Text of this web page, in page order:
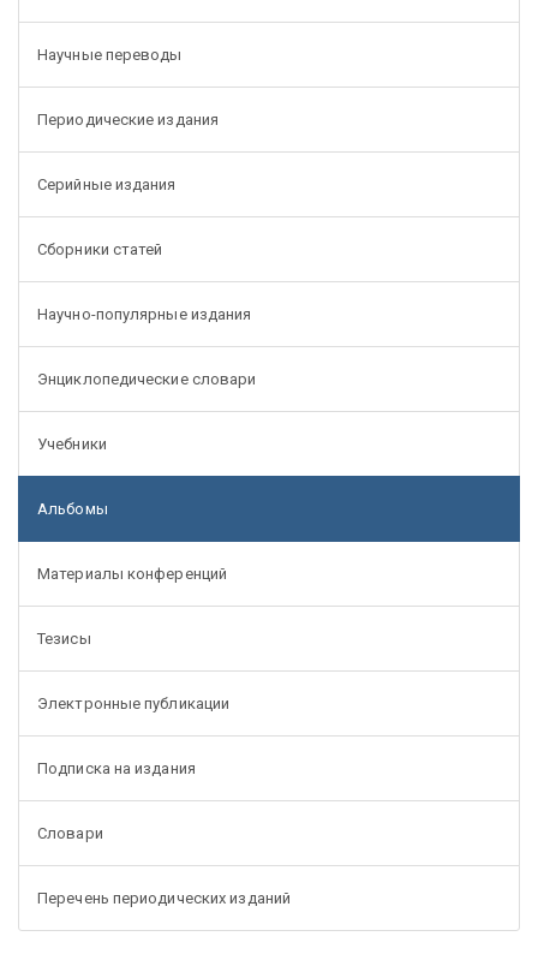
Научные переводы
Периодические издания
Серийные издания
Сборники статей
Научно-популярные издания
Энциклопедические словари
Учебники
Альбомы
Материалы конференций
Тезисы
Электронные публикации
Подписка на издания
Словари
Перечень периодических изданий